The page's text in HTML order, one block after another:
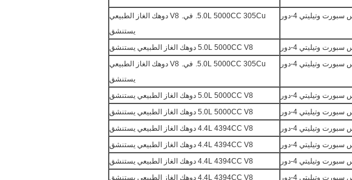
وتيليتي 4-دور 5.0L 5000CC 305Cu. في.
V8 دوهك الغاز الطبيعي
يستنشق
وتيليتي 4-دور
5.0L 5000CC V8 دوهك الغاز الطبيعي يستنشق
وتيليتي 4-دور 5.0L 5000CC 305Cu. في.
V8 دوهك الغاز الطبيعي
يستنشق
وتيليتي 4-دور
5.0L 5000CC V8 دوهك الغاز الطبيعي يستنشق
وتيليتي 4-دور
5.0L 5000CC V8 دوهك الغاز الطبيعي يستنشق
وتيليتي 4-دور
4.4L 4394CC V8 دوهك الغاز الطبيعي يستنشق
وتيليتي 4-دور
4.4L 4394CC V8 دوهك الغاز الطبيعي يستنشق
وتيليتي 4-دور
4.4L 4394CC V8 دوهك الغاز الطبيعي يستنشق
وتيليتي 4-دور
4.4L 4394CC V8 دوهك الغاز الطبيعي يستنشق